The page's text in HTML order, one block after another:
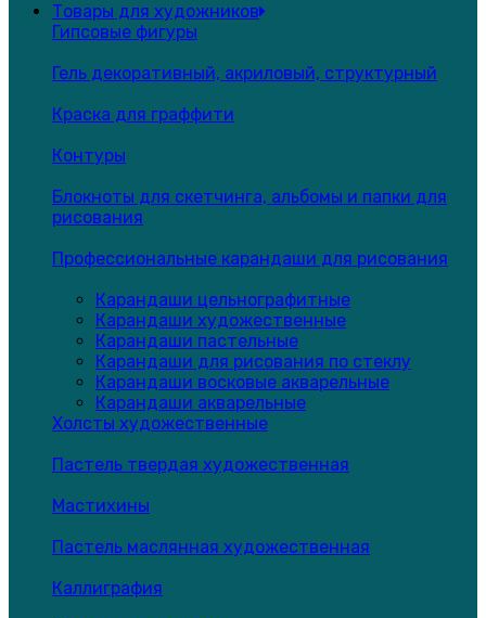
Товары для художников
Гипсовые фигуры
Гель декоративный, акриловый, структурный
Краска для граффити
Контуры
Блокноты для скетчинга, альбомы и папки для
рисования
Профессиональные карандаши для рисования
Карандаши цельнографитные
Карандаши художественные
Карандаши пастельные
Карандаши для рисования по стеклу
Карандаши восковые акварельные
Карандаши акварельные
Холсты художественные
Пастель твердая художественная
Мастихины
Пастель маслянная художественная
Каллиграфия